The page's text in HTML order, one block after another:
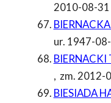
2010-08-31
ur. 1947-
BIERNACKI
, zm. 2012-
BIESIADA